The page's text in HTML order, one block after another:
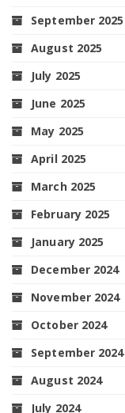
September 2025
August 2025
July 2025
June 2025
May 2025
April 2025
March 2025
February 2025
January 2025
December 2024
November 2024
October 2024
September 2024
August 2024
July 2024